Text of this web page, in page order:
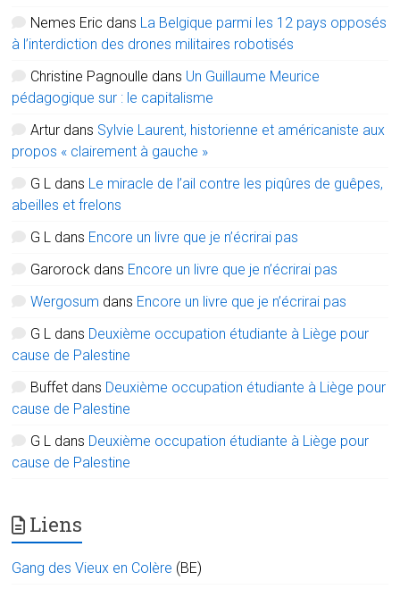
Nemes Eric dans La Belgique parmi les 12 pays opposés
à l’interdiction des drones militaires robotisés
Christine Pagnoulle dans Un Guillaume Meurice
pédagogique sur : le capitalisme
Artur dans Sylvie Laurent, historienne et américaniste aux
propos « clairement à gauche »
G L dans Le miracle de l’ail contre les piqûres de guêpes,
abeilles et frelons
G L dans Encore un livre que je n’écrirai pas
Garorock dans Encore un livre que je n’écrirai pas
Wergosum dans Encore un livre que je n’écrirai pas
G L dans Deuxième occupation étudiante à Liège pour
cause de Palestine
Buffet dans Deuxième occupation étudiante à Liège pour
cause de Palestine
G L dans Deuxième occupation étudiante à Liège pour
cause de Palestine
Liens
Gang des Vieux en Colère (BE)